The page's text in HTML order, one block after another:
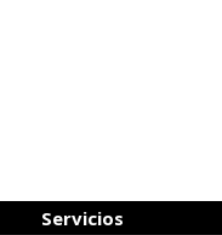
Servicios